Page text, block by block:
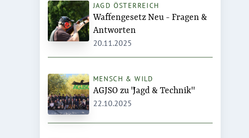
JAGD ÖSTERREICH
Waffengesetz Neu - Fragen &
Antworten
20.11.2025
MENSCH & WILD
AGJSO zu "Jagd & Technik"
22.10.2025